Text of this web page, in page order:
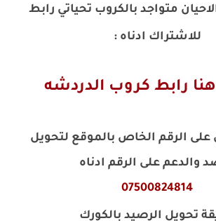
متواجد بالكروب تحياتي رابط
للاشتراك ادناه:
رابط كروب الدردشه
على الرقم الخاص بالموقع لتحويل
والدعم على الرقم ادناه
07500824814
تحويل الرصيد بالكورك